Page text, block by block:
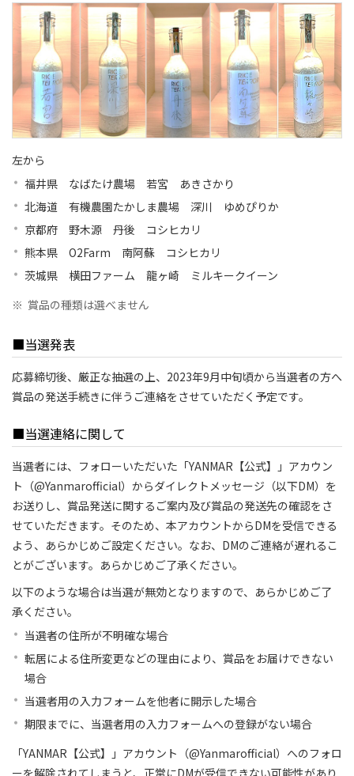
左から
福井県 なばたけ農場 若宮 あきさかり
北海道 有機農園たかしま農場 深川 ゆめぴりか
京都府 野木源 丹後 コシヒカリ
熊本県 O2Farm 南阿蘇 コシヒカリ
茨城県 横田ファーム 龍ヶ崎 ミルキークイーン
※ 賞品の種類は選べません
■当選発表
応募締切後、厳正な抽選の上、2023年9月中旬頃から当選者の方へ
賞品の発送手続きに伴うご連絡をさせていただく予定です。
■当選連絡に関して
当選者には、フォローいただいた「YANMAR【公式】」アカウン
ト（@Yanmarofficial）からダイレクトメッセージ（以下DM）を
お送りし、賞品発送に関するご案内及び賞品の発送先の確認をさ
せていただきます。そのため、本アカウントからDMを受信できる
よう、あらかじめご設定ください。なお、DMのご連絡が遅れるこ
とがございます。あらかじめご了承ください。
以下のような場合は当選が無効となりますので、あらかじめご了
承ください。
当選者の住所が不明確な場合
転居による住所変更などの理由により、賞品をお届けできない
場合
当選者用の入力フォームを他者に開示した場合
期限までに、当選者用の入力フォームへの登録がない場合
「YANMAR【公式】」アカウント（@Yanmarofficial）へのフォロ
ーを解除されてしまうと、正常にDMが受信できない可能性があり